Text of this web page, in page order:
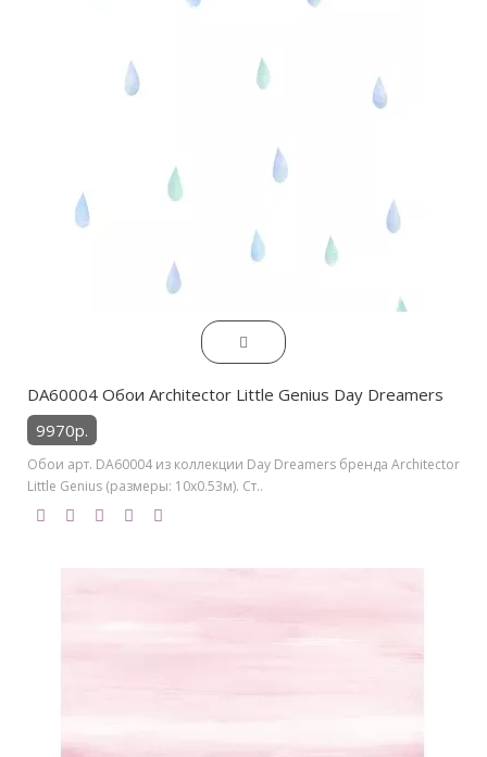
DA60004 Обои Architector Little Genius Day Dreamers
9970р.
Обои арт. DA60004 из коллекции Day Dreamers бренда Architector
Little Genius (размеры: 10х0.53м). Ст..